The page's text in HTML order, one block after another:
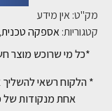
מק"ט: אין מידע
קטגוריות:אספקה טכנית,
*כל מי שרוכש מוצר
* הלקוח רשאי
אחת מנקודות של